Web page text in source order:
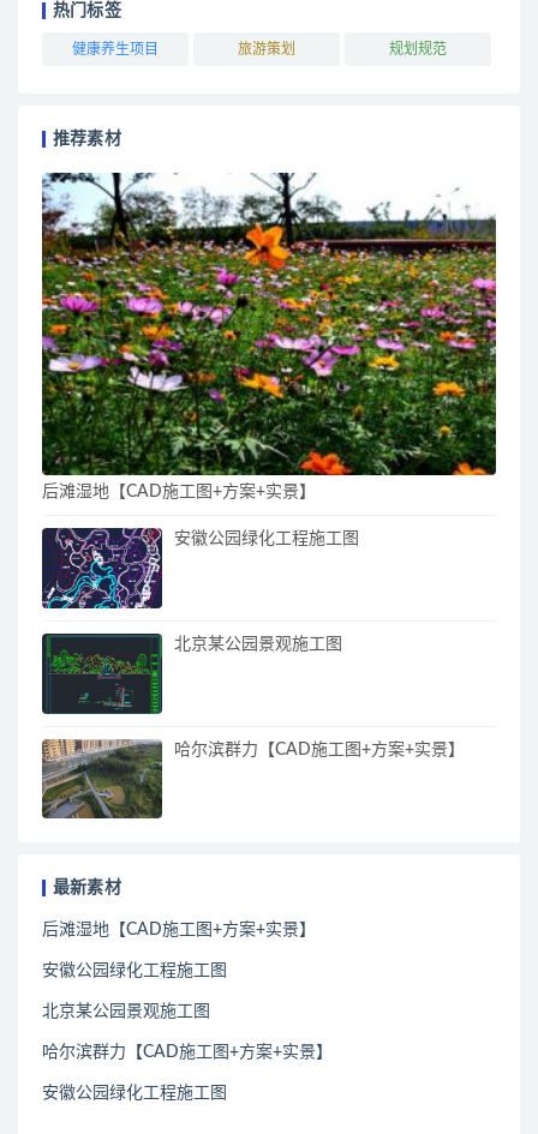
热门标签
健康养生项目 旅游策划 规划规范
推荐素材
后滩湿地【CAD施工图+方案+实景】
安徽公园绿化工程施工图
北京某公园景观施工图
哈尔滨群力【CAD施工图+方案+实景】
最新素材
后滩湿地【CAD施工图+方案+实景】
安徽公园绿化工程施工图
北京某公园景观施工图
哈尔滨群力【CAD施工图+方案+实景】
安徽公园绿化工程施工图